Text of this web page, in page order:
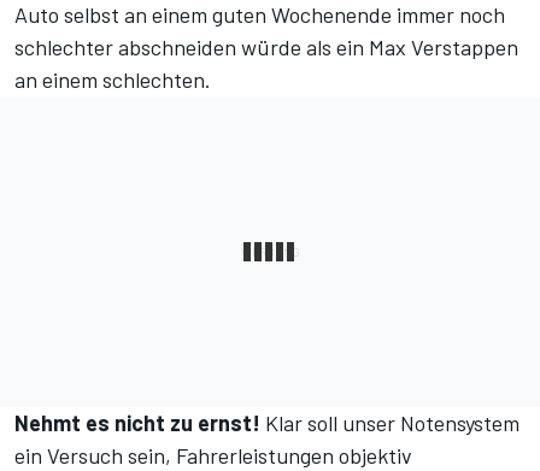
Auto selbst an einem guten Wochenende immer noch
schlechter abschneiden würde als ein Max Verstappen
an einem schlechten.
Nehmt es nicht zu ernst! Klar soll unser Notensystem
ein Versuch sein, Fahrerleistungen objektiv